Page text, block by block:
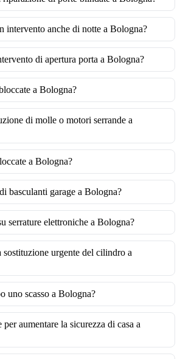
intervento anche di notte a Bologna?
di apertura porta a Bologna?
a Bologna?
di molle o motori serrande a
a Bologna?
basculanti garage a Bologna?
serrature elettroniche a Bologna?
sostituzione urgente del cilindro a
uno scasso a Bologna?
aumentare la sicurezza di casa a